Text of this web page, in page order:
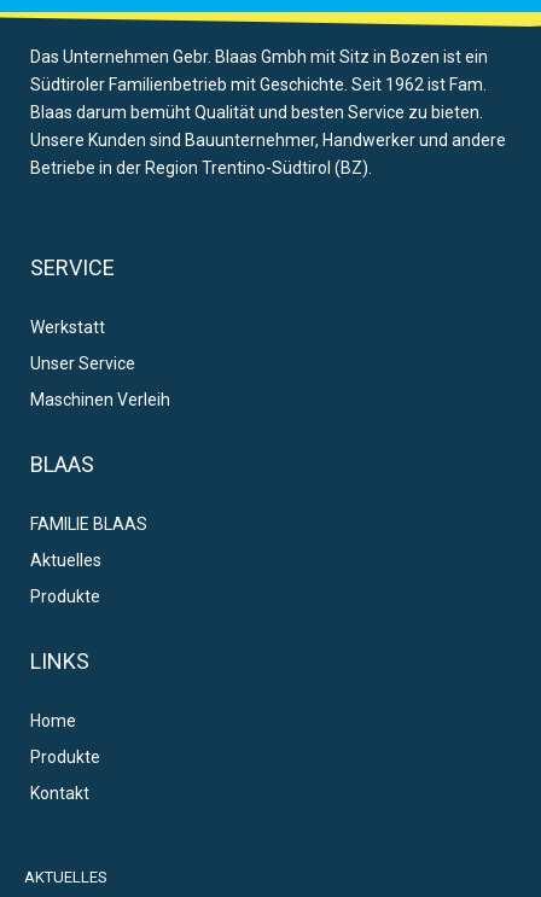
Das Unternehmen Gebr. Blaas Gmbh mit Sitz in Bozen ist ein
Südtiroler Familienbetrieb mit Geschichte. Seit 1962 ist Fam.
Blaas darum bemüht Qualität und besten Service zu bieten.
Unsere Kunden sind Bauunternehmer, Handwerker und andere
Betriebe in der Region Trentino-Südtirol (BZ).
SERVICE
Werkstatt
Unser Service
Maschinen Verleih
BLAAS
FAMILIE BLAAS
Aktuelles
Produkte
LINKS
Home
Produkte
Kontakt
AKTUELLES